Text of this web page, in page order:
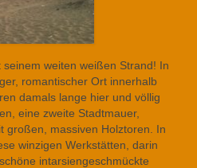
weiten weißen Strand! In
romantischer Ort innerhalb
damals lange hier und völlig
eine zweite Stadtmauer,
großen, massiven Holztoren. In
winzigen Werkstätten, darin
intarsiengeschmückte